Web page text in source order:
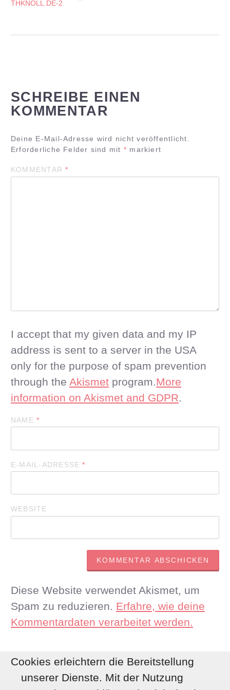
THKNOLL.DE-2
SCHREIBE EINEN
KOMMENTAR
Deine E-Mail-Adresse wird nicht veröffentlicht.
Erforderliche Felder sind mit * markiert
KOMMENTAR*
I accept that my given data and my IP
address is sent to a server in the USA
only for the purpose of spam prevention
through the Akismet program.More
information on Akismet and GDPR.
NAME*
E-MAIL-ADRESSE*
WEBSITE
Diese Website verwendet Akismet, um
Spam zu reduzieren. Erfahre, wie deine
Kommentardaten verarbeitet werden.
Cookies erleichtern die Bereitstellung
unserer Dienste. Mit der Nutzung